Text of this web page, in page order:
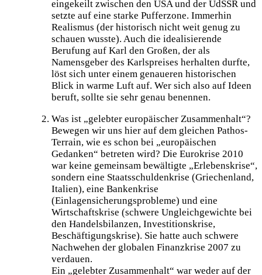
eingekeilt zwischen den USA und der UdSSR und
setzte auf eine starke Pufferzone. Immerhin
Realismus (der historisch nicht weit genug zu
schauen wusste). Auch die idealisierende
Berufung auf Karl den Großen, der als
Namensgeber des Karlspreises herhalten durfte,
löst sich unter einem genaueren historischen
Blick in warme Luft auf. Wer sich also auf Ideen
beruft, sollte sie sehr genau benennen.
Was ist „gelebter europäischer Zusammenhalt“?
Bewegen wir uns hier auf dem gleichen Pathos-
Terrain, wie es schon bei „europäischen
Gedanken“ betreten wird? Die Eurokrise 2010
war keine gemeinsam bewältigte „Erlebenskrise“,
sondern eine Staatsschuldenkrise (Griechenland,
Italien), eine Bankenkrise
(Einlagensicherungsprobleme) und eine
Wirtschaftskrise (schwere Ungleichgewichte bei
den Handelsbilanzen, Investitionskrise,
Beschäftigungskrise). Sie hatte auch schwere
Nachwehen der globalen Finanzkrise 2007 zu
verdauen.
Ein „gelebter Zusammenhalt“ war weder auf der